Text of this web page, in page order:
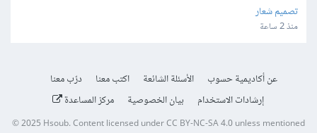
تصميم شعار
منذ 2 ساعة
عن أكاديمية حسوب الأسئلة الشائعة اكتب معنا
درّب معنا
إرشادات الاستخدام
بيان الخصوصية مركز المساعدة
© 2025 Hsoub.Content licensed underCC BY-NC-SA 4.0unless mentioned